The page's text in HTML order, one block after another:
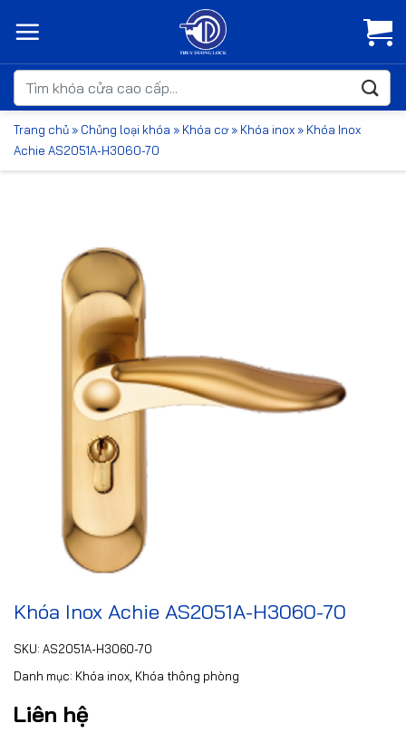
qua
dungTìm
kiếm:
Trang chủ » Chủng loại khóa » Khóa cơ» Khóa inox » Khóa Inox
Achie AS2051A-H3060-70
Khóa Inox Achie AS2051A-H3060-70
SKU: AS2051A-H3060-70
Danh mục: Khóa inox Khóa thông phòng
Liên hệ